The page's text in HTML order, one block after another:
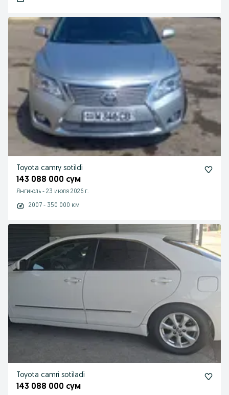
Toyota camry sotildi
143 088 000 сум
Янгиюль - 23 июля 2026 г.
2007 - 350 000 км
Toyota camri sotiladi
143 088 000 сум